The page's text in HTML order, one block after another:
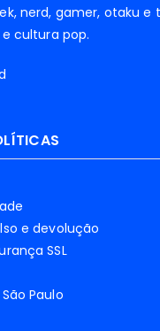
nerd, gamer, otaku e
cultura pop.
e devolução
SSL
Paulo